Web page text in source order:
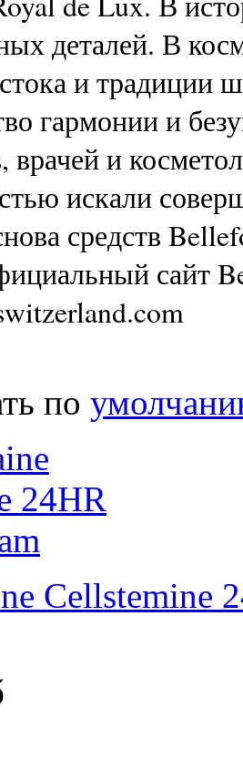
деталей. В
и традиции
гармонии и
врачей и
искали
средств
сайт
по
Cellstemine